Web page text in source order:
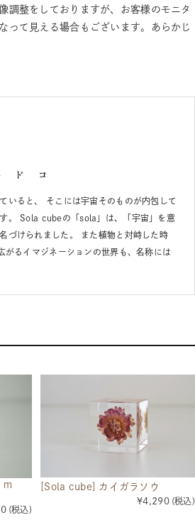
調整をしておりますが、お客様のモニタ
って見える場合もございます。あらかじ
いると、 そこには宇宙そのものが内包して
。 Sola cubeの「sola」は、「宇宙」を意
づけられました。 また植物と対峙した時
がるイマジネーションの世界も、名称には
(税込)
[Sola cube] カイガラソウ
¥4,290 (税込)